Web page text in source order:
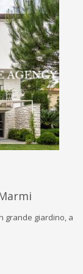
grande giardino, a